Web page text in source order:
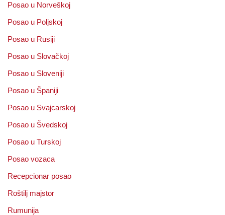
Posao u Norveškoj
Posao u Poljskoj
Posao u Rusiji
Posao u Slovačkoj
Posao u Sloveniji
Posao u Španiji
Posao u Svajcarskoj
Posao u Švedskoj
Posao u Turskoj
Posao vozaca
Recepcionar posao
Roštilj majstor
Rumunija